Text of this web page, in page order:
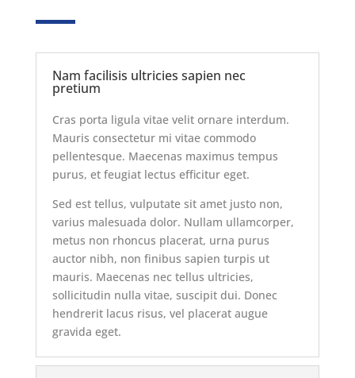
Nam facilisis ultricies sapien nec
pretium
Cras porta ligula vitae velit ornare interdum.
Mauris consectetur mi vitae commodo
pellentesque. Maecenas maximus tempus
purus, et feugiat lectus efficitur eget.
Sed est tellus, vulputate sit amet justo non,
varius malesuada dolor. Nullam ullamcorper,
metus non rhoncus placerat, urna purus
auctor nibh, non finibus sapien turpis ut
mauris. Maecenas nec tellus ultricies,
sollicitudin nulla vitae, suscipit dui. Donec
hendrerit lacus risus, vel placerat augue
gravida eget.